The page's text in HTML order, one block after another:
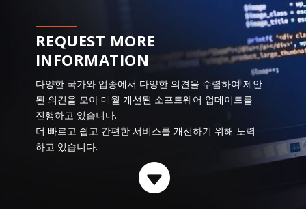
REQUEST MORE
INFORMATION
다양한 국가와 업종에서 다양한 의견을 수렴하여 제안
된 의견을 모아 매월 개선된 소프트웨어 업데이트를
진행하고 있습니다.
더 빠르고 쉽고 간편한 서비스를 개선하기 위해 노력
하고 있습니다.
